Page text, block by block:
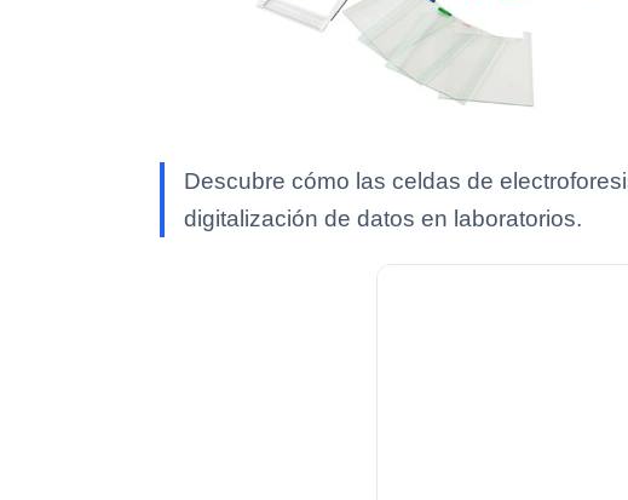
Descubre cómo las celdas de
digitalización de datos en laboratorios.